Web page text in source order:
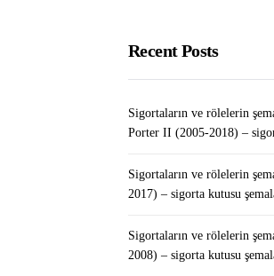
kutusu şemaları
Peugeot 308 (T7;
kutusu şemaları
Evde Silgi
Recent Posts
Sigortaların ve rölelerin
Porter II (2005-2018) –
Sigortaların ve rölelerin
2017) – sigorta kutusu
Sigortaların ve rölelerin
2008) – sigorta kutusu